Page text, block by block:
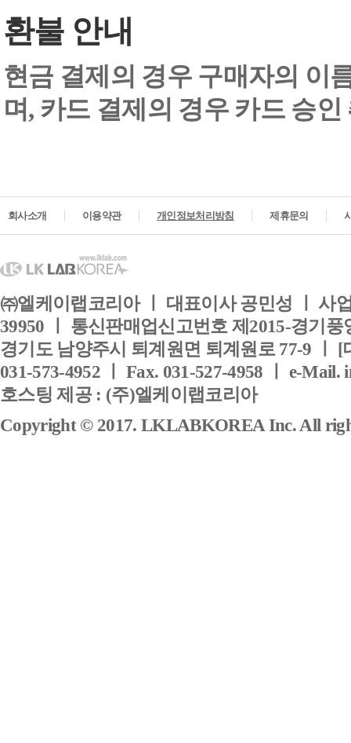
환불 안내
현금 결제의 경우 구매자의 이
며, 카드 결제의 경우 카드 승
회사소개 이용약관 개인정보처리방침 제휴문의
㈜엘케이랩코리아 ㅣ 대표이사 공민성 ㅣ 사
39950 ㅣ 통신판매업신고번호 제2015-경기풍
경기도 남양주시 퇴계원면 퇴계원로 77-9 ㅣ
031-573-4952 ㅣ Fax. 031-527-4958 ㅣ e-Mail.
호스팅 제공 : (주)엘케이랩코리아
Copyright © 2017. LKLABKOREA Inc. All